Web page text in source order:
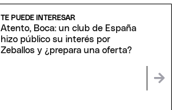
TE PUEDE INTERESAR
Atento, Boca: un club de España
hizo público su interés por
Zeballos y ¿prepara una oferta?